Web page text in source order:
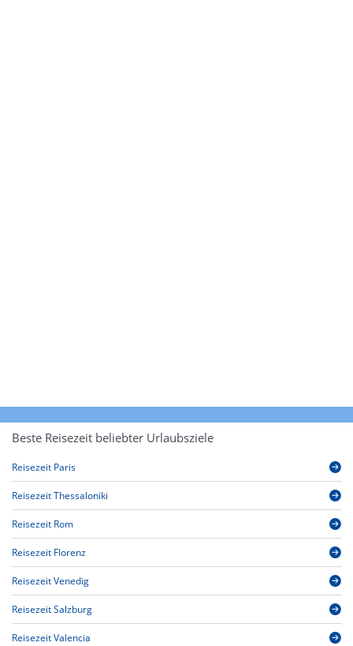
Beste Reisezeit beliebter Urlaubsziele
Reisezeit Paris
Reisezeit Thessaloniki
Reisezeit Rom
Reisezeit Florenz
Reisezeit Venedig
Reisezeit Salzburg
Reisezeit Valencia